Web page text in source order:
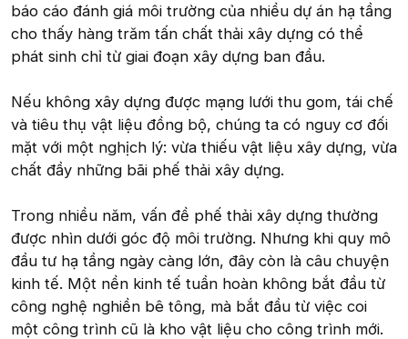
báo cáo đánh giá môi trường của nhiều dự án hạ tầng
cho thấy hàng trăm tấn chất thải xây dựng có thể
phát sinh chỉ từ giai đoạn xây dựng ban đầu.
Nếu không xây dựng được mạng lưới thu gom, tái chế
và tiêu thụ vật liệu đồng bộ, chúng ta có nguy cơ đối
mặt với một nghịch lý: vừa thiếu vật liệu xây dựng, vừa
chất đầy những bãi phế thải xây dựng.
Trong nhiều năm, vấn đề phế thải xây dựng thường
được nhìn dưới góc độ môi trường. Nhưng khi quy mô
đầu tư hạ tầng ngày càng lớn, đây còn là câu chuyện
kinh tế. Một nền kinh tế tuần hoàn không bắt đầu từ
công nghệ nghiền bê tông, mà bắt đầu từ việc coi
một công trình cũ là kho vật liệu cho công trình mới.